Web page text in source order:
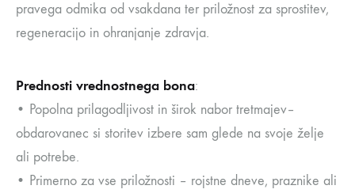
pravega odmika od vsakdana ter priložnost za sprostitev,
regeneracijo in ohranjanje zdravja.
Prednosti vrednostnega bona:
• Popolna prilagodljivost in širok nabor tretmajev–
obdarovanec si storitev izbere sam glede na svoje želje
ali potrebe.
• Primerno za vse priložnosti – rojstne dneve, praznike ali